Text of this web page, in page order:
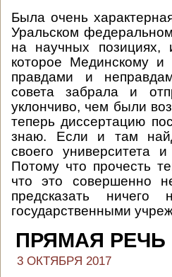
Была очень
Уральском
на научных позициях,
которое Мединскому
правдами и
совета забрала и
уклончиво, чем были
теперь диссертацию
знаю. Если и там
своего университета
Потому что прочесть
что это совершенно
предсказать ничего
государственными
ПРЯМАЯ РЕЧЬ
3 ОКТЯБРЯ 2017